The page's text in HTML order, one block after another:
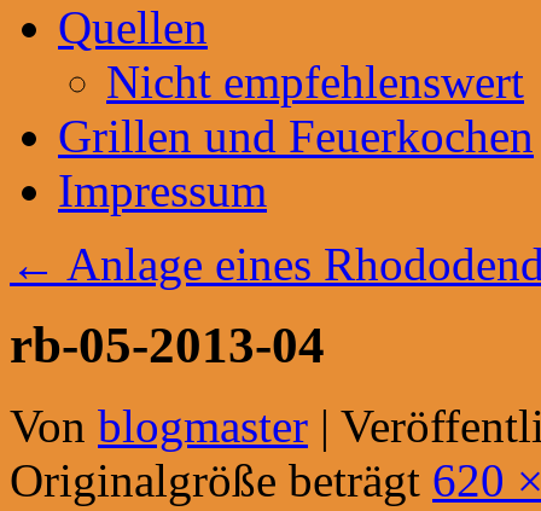
Quellen
Nicht empfehlenswert
Grillen und Feuerkochen
Impressum
← Anlage eines
rb-05-2013-04
Von blogmaster |
Originalgröße beträgt 620